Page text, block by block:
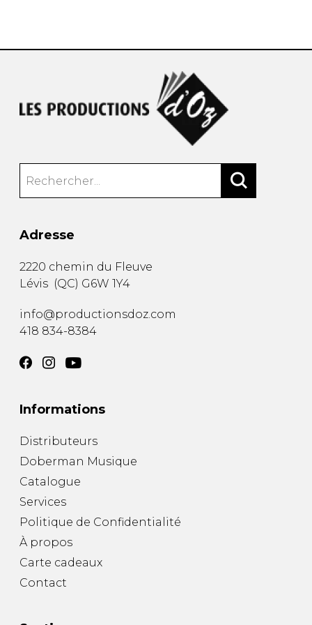
Adresse
2220 chemin du Fleuve
Lévis (QC) G6W 1Y4
info@productionsdoz.com
418 834-8384
Informations
Distributeurs
Doberman Musique
Catalogue
Services
Politique de Confidentialité
À propos
Carte cadeaux
Contact